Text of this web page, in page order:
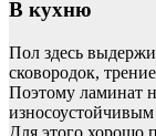
В кухню
Пол здесь
сковородок,
Поэтому ламинат
Для этого хорошо